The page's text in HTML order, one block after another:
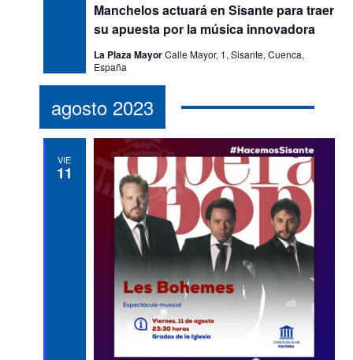
Manchelos actuará en Sisante para traer
su apuesta por la música innovadora
La Plaza MayorCalle Mayor, 1, Sisante, Cuenca,
España
agosto 2023
VIE
11